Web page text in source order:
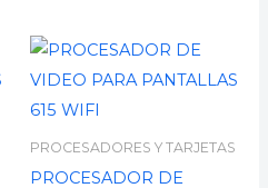
PROCESADORES Y TARJETAS
PROCESADOR DE